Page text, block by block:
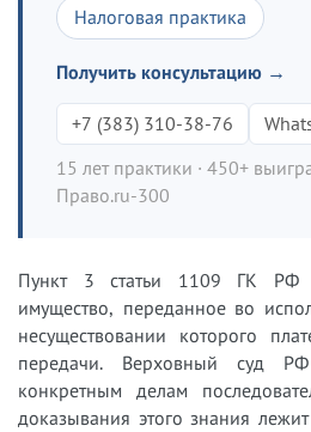
Налоговая практика
Получить консультацию →
+7 (383) 310-38-76
15 лет практики · 450+
Право.ru-300
Пункт 3 статьи 1109 ГК РФ
имущество, переданное во
несуществовании которого
передачи. Верховный суд
конкретным делам
доказывания этого знания